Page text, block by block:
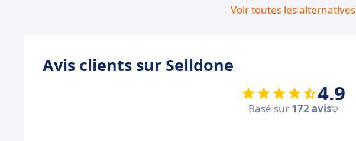
Voir toutes les alternatives
Avis clients sur Selldone
4.9
Basé sur 172 avis